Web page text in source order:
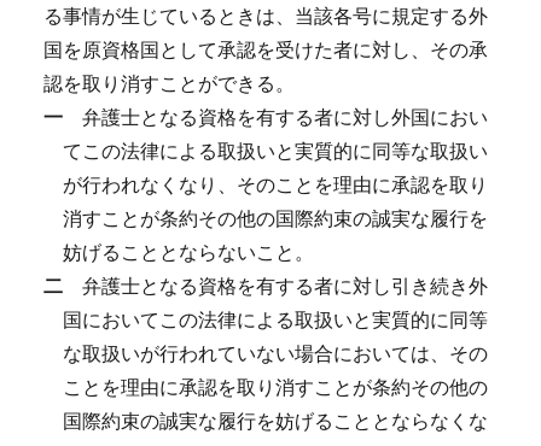
る事情が生じているときは、当該各号に規定する外
国を原資格国として承認を受けた者に対し、その承
認を取り消すことができる。
一 弁護士となる資格を有する者に対し外国におい
てこの法律による取扱いと実質的に同等な取扱い
が行われなくなり、そのことを理由に承認を取り
消すことが条約その他の国際約束の誠実な履行を
妨げることとならないこと。
二 弁護士となる資格を有する者に対し引き続き外
国においてこの法律による取扱いと実質的に同等
な取扱いが行われていない場合においては、その
ことを理由に承認を取り消すことが条約その他の
国際約束の誠実な履行を妨げることとならなくな